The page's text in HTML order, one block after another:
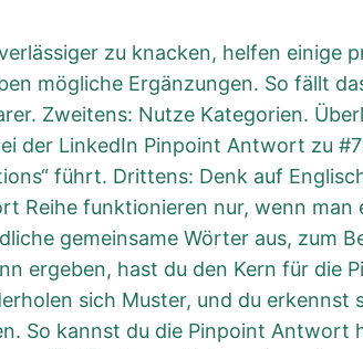
zu knacken, helfen einige
mögliche Ergänzungen. So fällt
Zweitens: Nutze Kategorien.
der LinkedIn Pinpoint Antwort zu
führt. Drittens: Denk auf
Reihe funktionieren nur, wenn man
gemeinsame Wörter aus, zum
ergeben, hast du den Kern für die
sich Muster, und du erkennst
So kannst du die Pinpoint Antwort